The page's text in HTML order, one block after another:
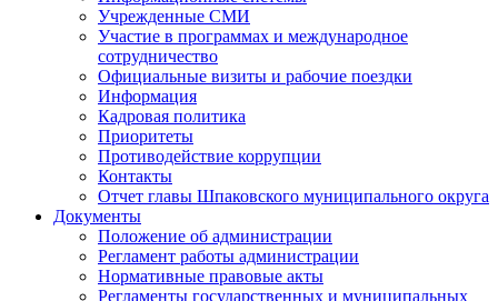
Учрежденные СМИ
Участие в программах и международное
сотрудничество
Официальные визиты и рабочие поездки
Информация
Кадровая политика
Приоритеты
Противодействие коррупции
Контакты
Отчет главы Шпаковского муниципального округа
Документы
Положение об администрации
Регламент работы администрации
Нормативные правовые акты
Регламенты государственных и муниципальных